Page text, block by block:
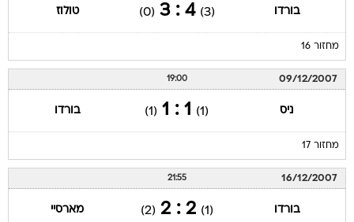
בורדו (3)
4 : 3
(0) טולוז
מחזור 16
09/12/2007
19:00
ניס (1)
1 : 1
(1) בורדו
מחזור 17
16/12/2007
21:55
בורדו (1)
2 : 2
(2) מארסיי